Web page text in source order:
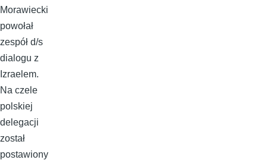
Morawiecki
powołał
zespół d/s
dialogu z
Izraelem.
Na czele
polskiej
delegacji
został
postawiony